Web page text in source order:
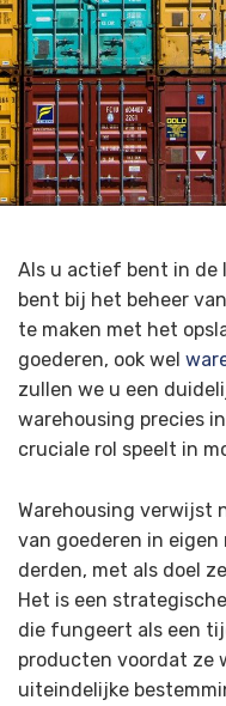
Als u actief bent in de
bent bij het beheer
te maken met het
goederen, ook wel
zullen we u een
warehousing precies
cruciale rol speelt in
Warehousing verwijst
van goederen in
derden, met als doel
Het is een
die fungeert als een
producten voordat ze
uiteindelijke